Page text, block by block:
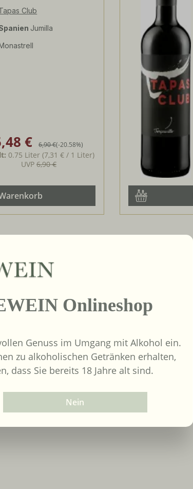
Club
Jumilla
€ Regulärer Preis:
6,90 €(-20.58%)
0.75 Liter (7,31 € / 1 Liter)
UVP 6,90 €
Onlineshop
Genuss im Umgang mit Alkohol ein.
zu alkoholischen Getränken erhalten,
dass Sie bereits 18 Jahre alt sind.
Nein